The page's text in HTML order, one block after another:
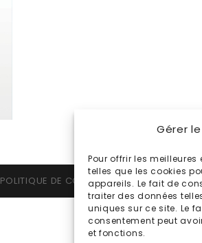
Gérer
Pour offrir les
telles que les cookies
appareils. Le fait de
traiter des données
uniques sur ce site. Le
consentement peut
et fonctions.
POLITIQUE DE CONFIDENTIALITÉ